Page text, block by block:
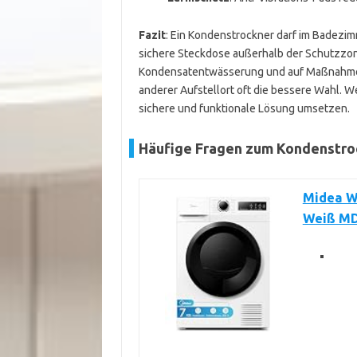
Fazit: Ein Kondenstrockner darf im
sichere Steckdose außerhalb der
Kondensatentwässerung und auf
anderer Aufstellort oft die bessere Wahl.
sichere und funktionale Lösung umsetzen.
Häufige Fragen zum
Midea
Weiß